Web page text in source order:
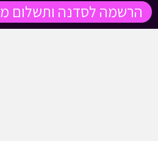
הרשמה לסדנה ותשלום